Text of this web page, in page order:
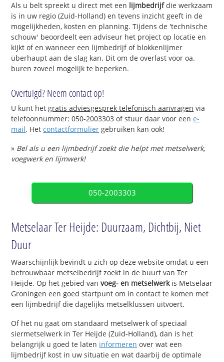
Als u belt spreekt u direct met een lijmbedrijfdie werkzaam
is in uw regio (Zuid-Holland) en tevens inzicht geeft in de
mogelijkheden, kosten en planning. Tijdens de 'technische
schouw' beoordeelt een adviseur het project op locatie en
kijkt of en wanneer een lijmbedrijf of blokkenlijmer
überhaupt aan de slag kan. Dit om de overlast voor oa.
buren zoveel mogelijk te beperken.
Overtuigd? Neem contact op!
U kunt hetgratis adviesgesprek telefonisch aanvragen via
telefoonnummer: 050-2003303 of stuur daar voor eene-
mail. Hetcontactformulier gebruiken kan ook!
» Bel als u een lijmbedrijf zoekt die helpt met metselwerk,
voegwerk en lijmwerk!
050-2003303
Metselaar Ter Heijde: Duurzaam, Dichtbij, Niet
Duur
Waarschijnlijk bevindt u zich op deze website omdat u een
betrouwbaar metselbedrijf zoekt in de buurt van Ter
Heijde. Op het gebied van voeg- en metselwerkis Metselaar
Groningen een goed startpunt om in contact te komen met
een lijmbedrijf die dagelijks metselklussen uitvoert.
Of het nu gaat om standaard metselwerk of speciaal
siermetselwerk in Ter Heijde (Zuid-Holland), dan is het
belangrijk u goed te laten informeren over wat een
lijmbedrijf kost in uw situatie en wat daarbij de optimale